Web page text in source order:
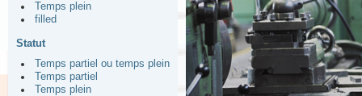
Temps plein
filled
Statut
Temps partiel ou temps plein
Temps partiel
Temps plein